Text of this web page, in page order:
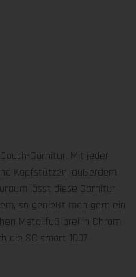
Garnitur. Mit jeder
Kopfstützen, außerdem
lässt diese Garnitur
so genießt man gern ein
Metallfuß brei in Chrom
die SC smart 1007